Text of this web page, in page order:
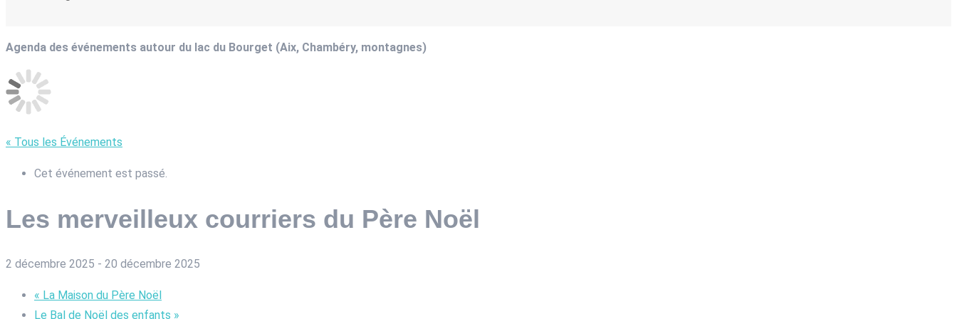
Agenda des événements autour du lac du Bourget (Aix, Chambéry, montagnes)
« Tous les Événements
Cet événement est passé.
Les merveilleux courriers du Père Noël
2 décembre 2025 - 20 décembre 2025
« La Maison du Père Noël
Le Bal de Noël des enfants »